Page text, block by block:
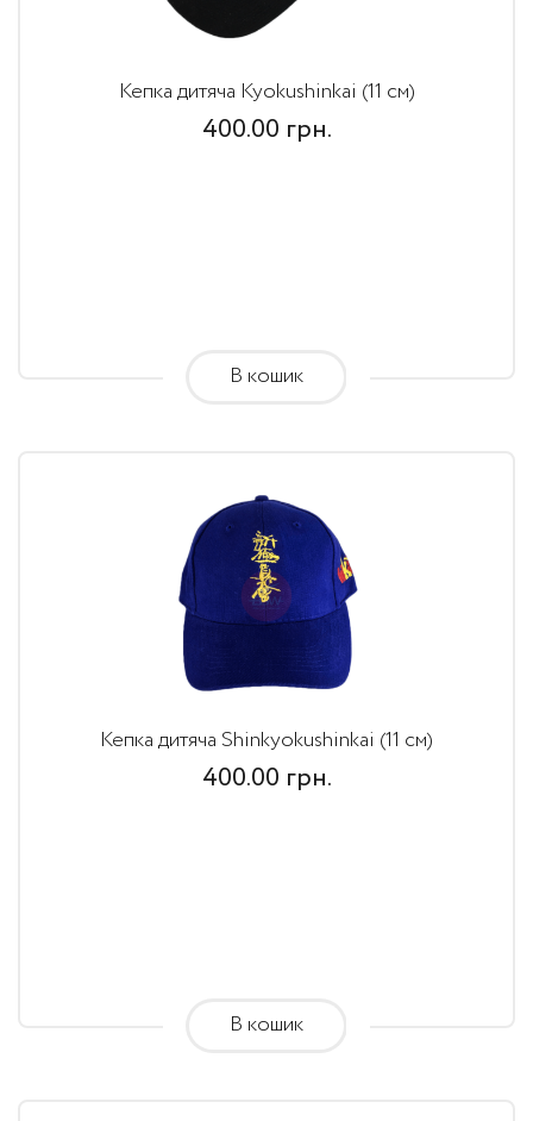
Кепка дитяча Kyokushinkai (11 см)
400.00 грн.
В кошик
Кепка дитяча Shinkyokushinkai (11 см)
400.00 грн.
В кошик